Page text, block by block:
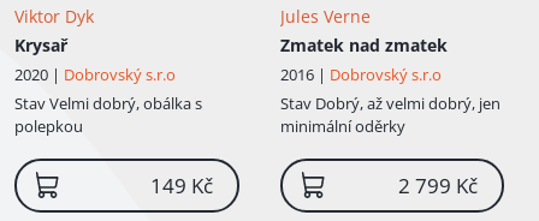
Viktor Dyk
Krysař
2020 | Dobrovský s.r.o
StavVelmi dobrý, obálka s
polepkou
149 Kč
Jules Verne
Zmatek nad zmatek
2016 | Dobrovský s.r.o
Stav Dobrý, až velmi dobrý, jen
minimální oděrky
2 799 Kč